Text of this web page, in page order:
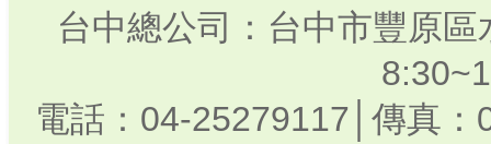
台中總公司：台中市豐原
電話：04-25279117│傳真